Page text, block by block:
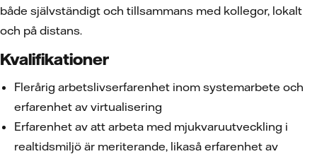
både självständigt och tillsammans med kollegor, lokalt
och på distans.
Kvalifikationer
Flerårig arbetslivserfarenhet inom systemarbete och
erfarenhet av virtualisering
Erfarenhet av att arbeta med mjukvaruutveckling i
realtidsmiljö är meriterande, likaså erfarenhet av